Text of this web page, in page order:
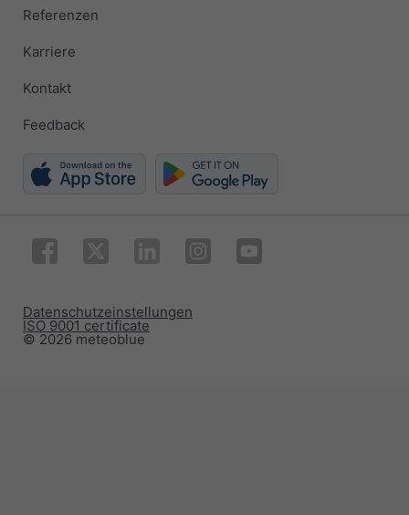
Referenzen
Karriere
Kontakt
Feedback
© 2026 meteoblue
ISO 9001 certificate
Datenschutzeinstellungen